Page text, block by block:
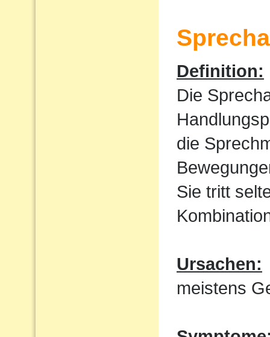
Definition:
Die
die
Sie tritt
Ursachen:
meistens